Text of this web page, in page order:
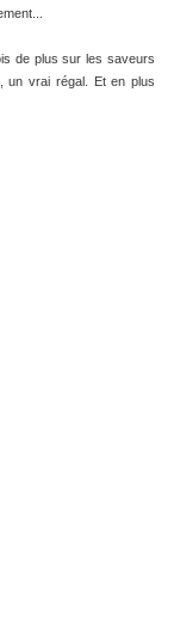
de plus sur les saveurs
un vrai régal. Et en plus